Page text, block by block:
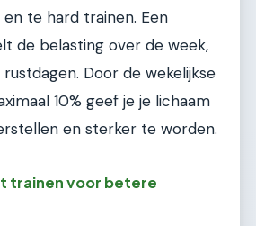
te hard trainen. Een
de belasting over de week,
Door de wekelijkse
10% geef je je lichaam
en sterker te worden.
trainen voor betere